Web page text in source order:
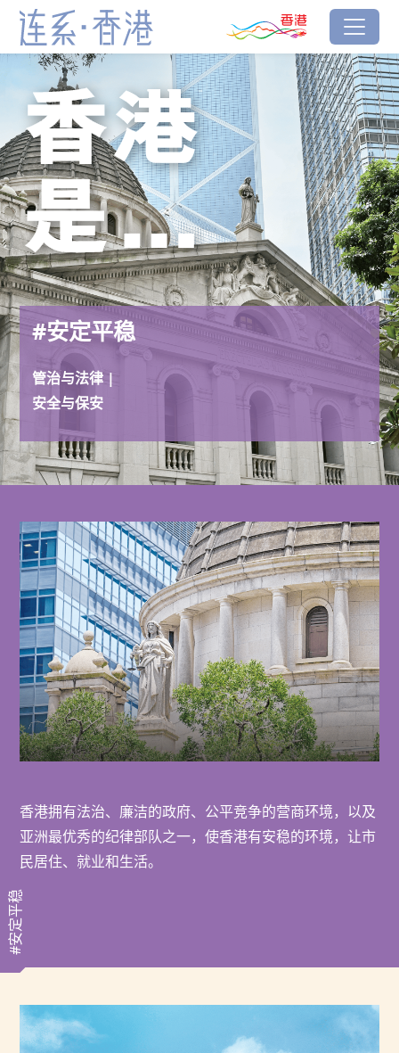
跳到主要内容
连系‧香港 香港品牌
#安定平稳
#安定平稳
管治与法律 |
安全与保安
香港拥有法治、廉洁的政府、公平竞争的营商环境，以及
亚洲最优秀的纪律部队之一，使香港有安稳的环境，让市
民居住、就业和生活。
#安定平稳